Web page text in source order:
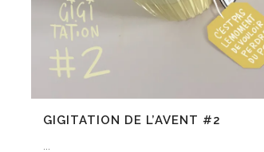
GIGITATION DE L’AVENT #2